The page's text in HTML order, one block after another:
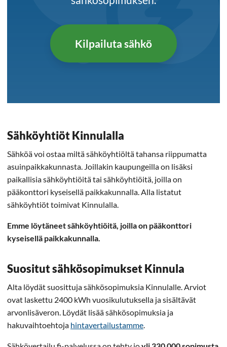
Kilpailuta sähkö
Sähköyhtiöt Kinnulalla
Sähköä voi ostaa miltä sähköyhtiöltä tahansa riippumatta
asuinpaikkakunnasta. Joillakin kaupungeilla on lisäksi
paikallisia sähköyhtiöitä tai sähköyhtiöitä, joilla on
pääkonttori kyseisellä paikkakunnalla. Alla listatut
sähköyhtiöt toimivat Kinnulalla.
Emme löytäneet sähköyhtiöitä, joilla on pääkonttori
kyseisellä paikkakunnalla.
Suositut sähkösopimukset Kinnula
Alta löydät suosittuja sähkösopimuksia Kinnulalle. Arviot
ovat laskettu 2400 kWh vuosikulutuksella ja sisältävät
arvonlisäveron. Löydät lisää sähkösopimuksia ja
hakuvaihtoehtoja hintavertailustamme